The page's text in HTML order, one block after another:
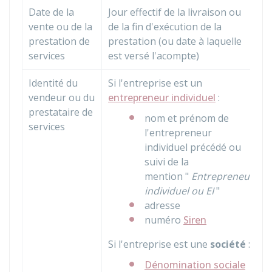
Date de la
vente ou de la
prestation de
services
Jour effectif de la livraison ou
de la fin d'exécution de la
prestation (ou date à laquelle
est versé l'acompte)
Identité du
vendeur ou du
prestataire de
services
Si l'entreprise est un
entrepreneur individuel :
nom et prénom de
l'entrepreneur
individuel précédé ou
suivi de la
mention " Entrepreneur
individuel ou EI"
adresse
numéro Siren
Si l'entreprise est une société :
Dénomination sociale